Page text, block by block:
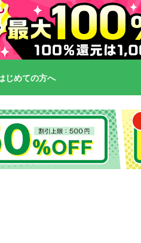
じめての方へ